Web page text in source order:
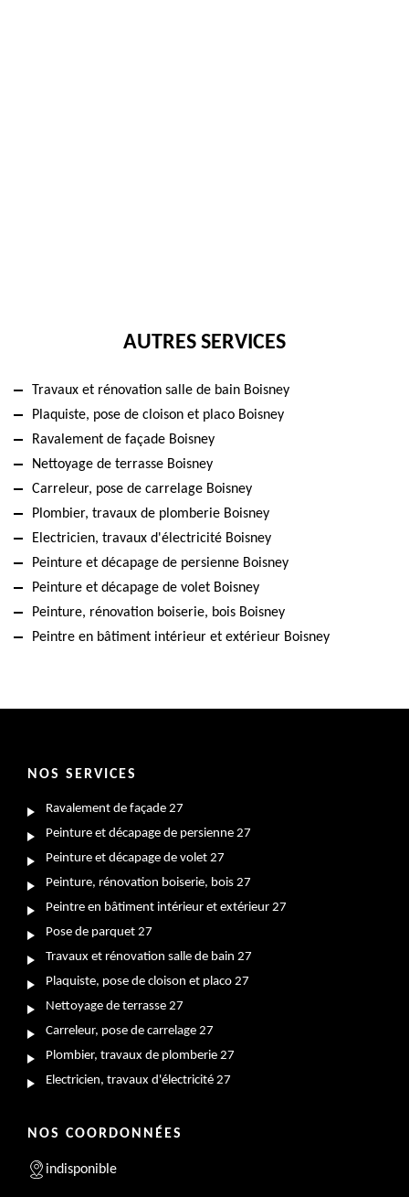
AUTRES SERVICES
Travaux et rénovation salle de bain Boisney
Plaquiste, pose de cloison et placo Boisney
Ravalement de façade Boisney
Nettoyage de terrasse Boisney
Carreleur, pose de carrelage Boisney
Plombier, travaux de plomberie Boisney
Electricien, travaux d'électricité Boisney
Peinture et décapage de persienne Boisney
Peinture et décapage de volet Boisney
Peinture, rénovation boiserie, bois Boisney
Peintre en bâtiment intérieur et extérieur Boisney
NOS SERVICES
Ravalement de façade 27
Peinture et décapage de persienne 27
Peinture et décapage de volet 27
Peinture, rénovation boiserie, bois 27
Peintre en bâtiment intérieur et extérieur 27
Pose de parquet 27
Travaux et rénovation salle de bain 27
Plaquiste, pose de cloison et placo 27
Nettoyage de terrasse 27
Carreleur, pose de carrelage 27
Plombier, travaux de plomberie 27
Electricien, travaux d'électricité 27
NOS COORDONNÉES
indisponible